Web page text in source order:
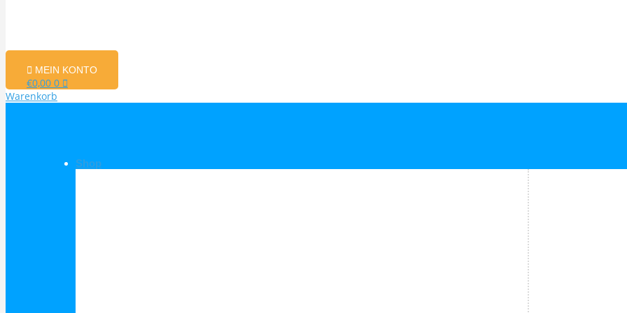
MEIN KONTO
€0,00 0
Warenkorb
Shop